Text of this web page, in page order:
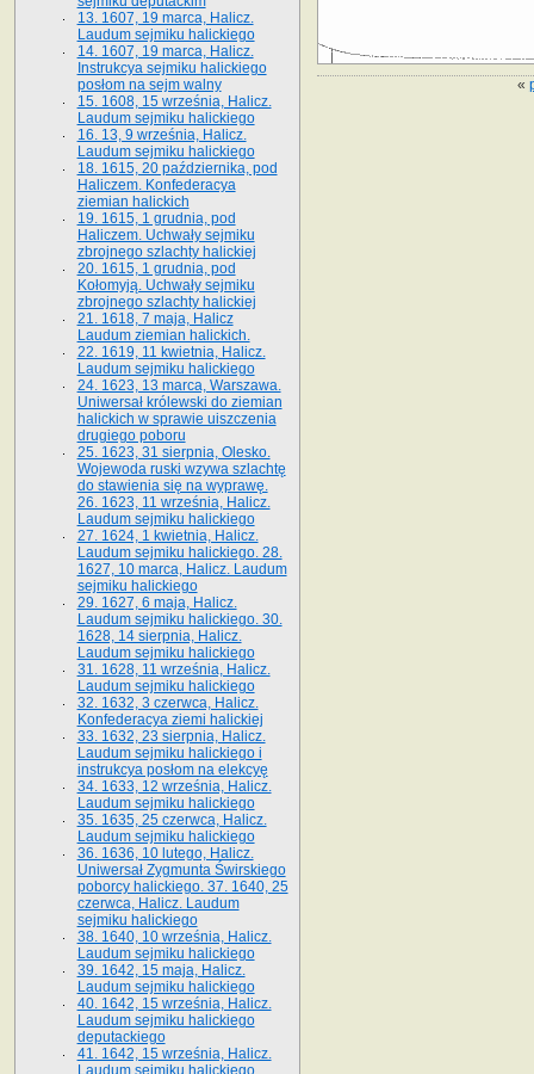
«
13. 1607, 19 marca, Halicz.
Laudum sejmiku halickiego
14. 1607, 19 marca, Halicz.
Instrukcya sejmiku halickiego
posłom na sejm walny
15. 1608, 15 września, Halicz.
Laudum sejmiku halickiego
16. 13, 9 września, Halicz.
Laudum sejmiku halickiego
18. 1615, 20 października, pod
Haliczem. Konfederacya
ziemian halickich
19. 1615, 1 grudnia, pod
Haliczem. Uchwały sejmiku
zbrojnego szlachty halickiej
20. 1615, 1 grudnia, pod
Kołomyją. Uchwały sejmiku
zbrojnego szlachty halickiej
21. 1618, 7 maja, Halicz
Laudum ziemian halickich.
22. 1619, 11 kwietnia, Halicz.
Laudum sejmiku halickiego
24. 1623, 13 marca, Warszawa.
Uniwersał królewski do ziemian
halickich w sprawie uiszczenia
drugiego poboru
25. 1623, 31 sierpnia, Olesko.
Wojewoda ruski wzywa szlachtę
do stawienia się na wyprawę.
26. 1623, 11 września, Halicz.
Laudum sejmiku halickiego
27. 1624, 1 kwietnia, Halicz.
Laudum sejmiku halickiego. 28.
1627, 10 marca, Halicz. Laudum
sejmiku halickiego
29. 1627, 6 maja, Halicz.
Laudum sejmiku halickiego. 30.
1628, 14 sierpnia, Halicz.
Laudum sejmiku halickiego
31. 1628, 11 września, Halicz.
Laudum sejmiku halickiego
32. 1632, 3 czerwca, Halicz.
Konfederacya ziemi halickiej
33. 1632, 23 sierpnia, Halicz.
Laudum sejmiku halickiego i
instrukcya posłom na elekcyę
34. 1633, 12 września, Halicz.
Laudum sejmiku halickiego
35. 1635, 25 czerwca, Halicz.
Laudum sejmiku halickiego
36. 1636, 10 lutego, Halicz.
Uniwersał Zygmunta Świrskiego
poborcy halickiego. 37. 1640, 25
czerwca, Halicz. Laudum
sejmiku halickiego
38. 1640, 10 września, Halicz.
Laudum sejmiku halickiego
39. 1642, 15 maja, Halicz.
Laudum sejmiku halickiego
40. 1642, 15 września, Halicz.
Laudum sejmiku halickiego
deputackiego
41. 1642, 15 września, Halicz.
Laudum sejmiku halickiego